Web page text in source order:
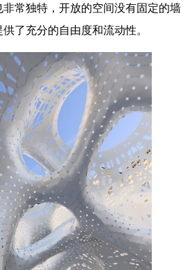
常独特，开放的空间没有固定的墙
了充分的自由度和流动性。